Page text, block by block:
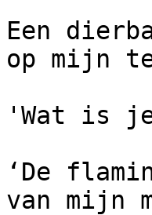
Een
op mijn
'Wat is
‘De
van mijn